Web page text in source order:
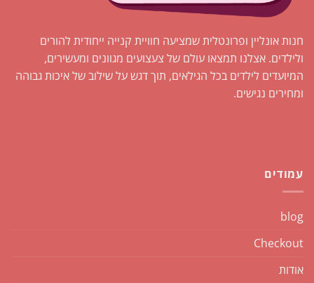
חנות אונליין ופרונטלית שמציעה חוויית קנייה ייחודית להורים
ולילדים. אצלנו תמצאו עולם של צעצועים מגוונים ומעשירים,
המיועדים לילדים בכל הגילאים, תוך דגש על שילוב של איכות גבוהה
ומחירים נגישים.
עמודים
blog
Checkout
אודות